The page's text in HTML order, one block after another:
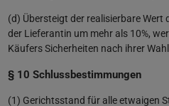
(d) Übersteigt der realisierbare Wert
der Lieferantin um mehr als 10%,
Käufers Sicherheiten nach ihrer
§ 10 Schlussbestimmungen
(1) Gerichtsstand für alle etwaigen